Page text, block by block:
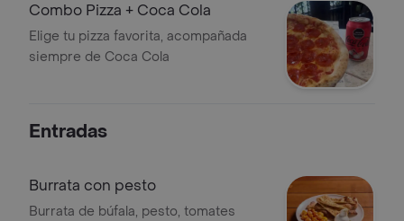
Combo Pizza + Coca Cola
Elige tu pizza favorita, acompañada
siempre de Coca Cola
Entradas
Burrata con pesto
Burrata de búfala, pesto, tomates